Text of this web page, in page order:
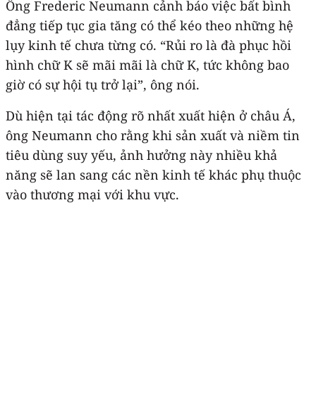
Ông Frederic Neumann cảnh báo việc bất bình
đẳng tiếp tục gia tăng có thể kéo theo những hệ
lụy kinh tế chưa từng có. “Rủi ro là đà phục hồi
hình chữ K sẽ mãi mãi là chữ K, tức không bao
giờ có sự hội tụ trở lại”, ông nói.
Dù hiện tại tác động rõ nhất xuất hiện ở châu Á,
ông Neumann cho rằng khi sản xuất và niềm tin
tiêu dùng suy yếu, ảnh hưởng này nhiều khả
năng sẽ lan sang các nền kinh tế khác phụ thuộc
vào thương mại với khu vực.